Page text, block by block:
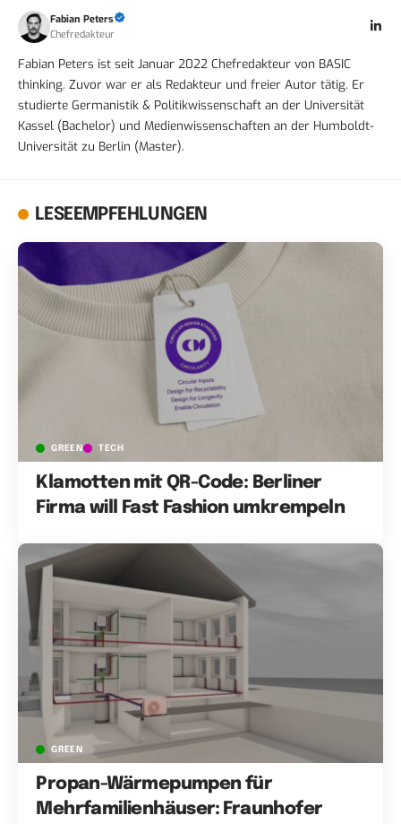
Fabian Peters
Chefredakteur
Fabian Peters ist seit Januar 2022 Chefredakteur von BASIC
thinking. Zuvor war er als Redakteur und freier Autor tätig. Er
studierte Germanistik & Politikwissenschaft an der Universität
Kassel (Bachelor) und Medienwissenschaften an der Humboldt-
Universität zu Berlin (Master).
LESEEMPFEHLUNGEN
GREEN TECH
Klamotten mit QR-Code: Berliner
Firma will Fast Fashion umkrempeln
GREEN
Propan-Wärmepumpen für
Mehrfamilienhäuser: Fraunhofer